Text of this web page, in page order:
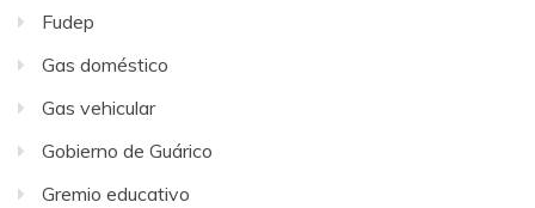
Fudep
Gas doméstico
Gas vehicular
Gobierno de Guárico
Gremio educativo